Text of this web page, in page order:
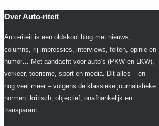
Over Auto-riteit
Auto-riteit is een oldskool blog met nieuws,
columns, rij-impressies, interviews, feiten, opinie en
humor… Met aandacht voor auto’s (PKW en LKW),
verkeer, toerisme, sport en media. Dit alles – en
nog veel meer – volgens de klassieke journalistieke
normen: kritisch, objectief, onafhankelijk en
transparant.